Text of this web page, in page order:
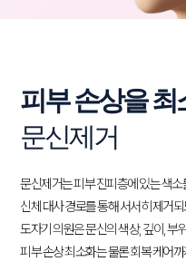
피부 손상을 최
문신제거
문신제거는 피부 진피층에 있는 색
신체 대사 경로를 통해 서서히 제거
도자기 의원은 문신의 색상, 깊이, 부
피부 손상 최소화는 물론 회복 케어